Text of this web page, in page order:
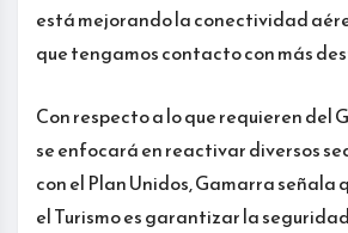
está mejorando la conectividad
que tengamos contacto con más
Con respecto a lo que requieren del
se enfocará en reactivar diversos
con el Plan Unidos, Gamarra señala
el Turismo es garantizar la